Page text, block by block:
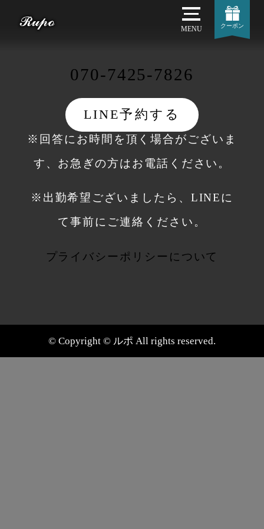
MENU クーポン
070-7425-7826
LINE予約する
※回答にお時間を頂く場合がございま
す、お急ぎの方はお電話ください。
※出勤希望ございましたら、LINEに
て事前にご連絡ください。
プライバシーポリシーについて
© Copyright © ルポ All rights reserved.